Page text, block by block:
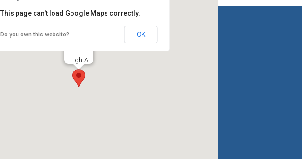
LightArt
This page can't load Google Maps correctly.
Do you own this website? OK